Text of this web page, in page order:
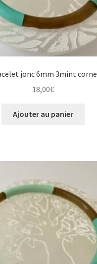
jonc 6mm 3mint corne
18,00€
Ajouter au panier